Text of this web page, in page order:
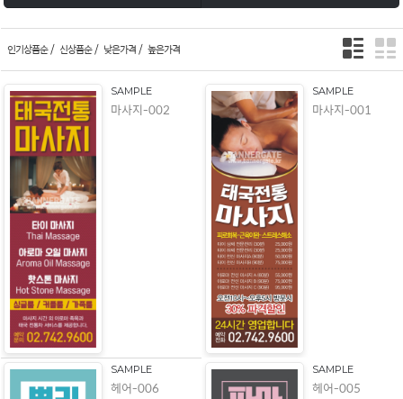
인기상품순/ 신상품순/ 낮은가격/ 높은가격
SAMPLE
마사지-002
SAMPLE
마사지-001
SAMPLE
헤어-006
SAMPLE
헤어-005